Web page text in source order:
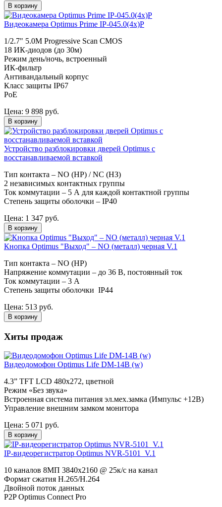
В корзину
Видеокамера Optimus Prime IP-045.0(4x)P
1/2.7" 5.0M Progressive Scan CMOS
18 ИК-диодов (до 30м)
Режим день/ночь, встроенный
ИК-фильтр
Антивандальный корпус
Класс защиты IР67
PoE
Цена: 9 898 руб.
В корзину
Устройство разблокировки дверей Optimus с
восстанавливаемой вставкой
Тип контакта – NO (НР) / NC (НЗ)
2 независимых контактных группы
Ток коммутации – 5 А для каждой контактной группы
Степень защиты оболочки – IP40
Цена: 1 347 руб.
В корзину
Кнопка Optimus "Выход" – NO (металл) черная V.1
Тип контакта – NO (НР)
Напряжение коммутации – до 36 В, постоянный ток
Ток коммутации – 3 А
Степень защиты оболочки IP44
Цена: 513 руб.
В корзину
Хиты продаж
Видеодомофон Optimus Life DM-14B (w)
4.3” TFT LCD 480х272, цветной
Режим «Без звука»
Встроенная система питания эл.мех.замка (Импульс +12В)
Управление внешним замком монитора
Цена: 5 071 руб.
В корзину
IP-видеорегистратор Optimus NVR-5101_V.1
10 каналов 8МП 3840х2160 @ 25к/с на канал
Формат сжатия H.265/H.264
Двойной поток данных
P2P Optimus Connect Pro